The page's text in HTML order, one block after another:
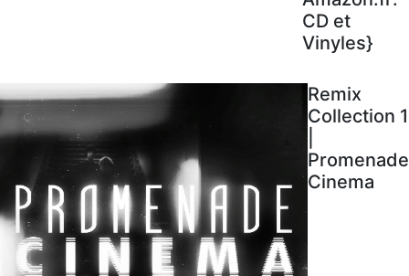
CD et
Vinyles}
Remix
Collection 1
Promenade
Cinema